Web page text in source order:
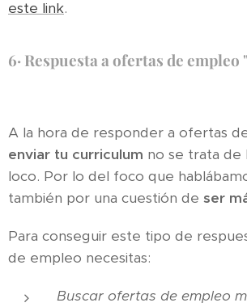
este link.
6· Respuesta a ofertas de empleo
A la hora de responder a ofertas
enviar tu curriculum no se trata de
loco. Por lo del foco que
también por una cuestión de ser
Para conseguir este tipo de
de empleo necesitas:
Buscar ofertas de empleo